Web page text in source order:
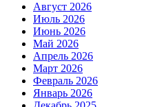
Август 2026
Июль 2026
Июнь 2026
Май 2026
Апрель 2026
Март 2026
Февраль 2026
Январь 2026